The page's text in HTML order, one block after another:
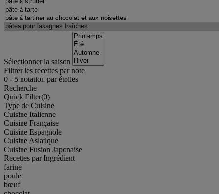
Sélectionner la saison
Filtrer les recettes par note
0 - 5 notation par étoiles
Recherche
Quick Filter(0)
Type de Cuisine
Cuisine Italienne
Cuisine Française
Cuisine Espagnole
Cuisine Asiatique
Cuisine Fusion Japonaise
Recettes par Ingrédient
farine
poulet
bœuf